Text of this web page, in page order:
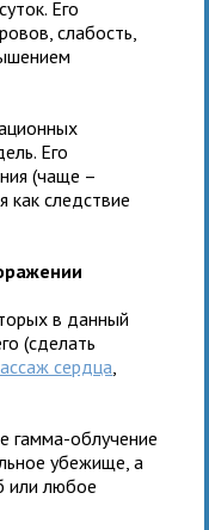
Его
слабость,
Его
(чаще –
как следствие
в данный
(сделать
сердца
гамма-облучение
убежище, а
или любое